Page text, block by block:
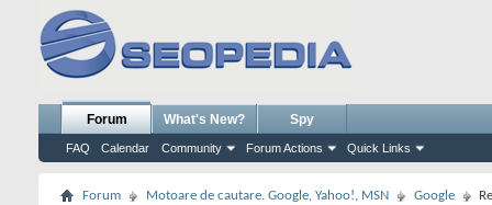
Forum
FAQ Calendar Community Forum Actions Quick Links
What's New? Spy
Forum Motoare de cautare. Google, Yahoo!, MSN Google